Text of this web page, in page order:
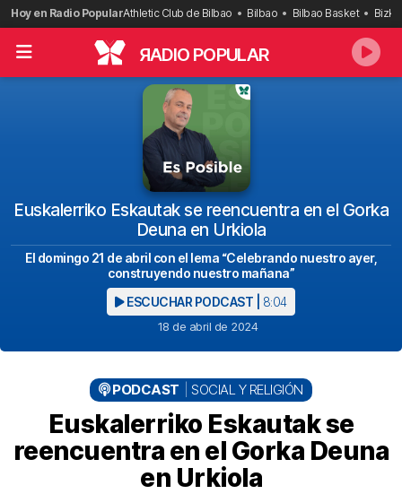
Saltar
al
contenido
Hoy en Radio PopularAthletic Club de Bilbao Bilbao Bilbao Basket
RADIO POPULAR
Euskalerriko Eskautak se reencuentra en el Gorka
Deuna en Urkiola
El domingo 21 de abril con el lema “Celebrando nuestro ayer,
construyendo nuestro mañana”
ESCUCHAR PODCAST | 8:04
18 de abril de 2024
PODCAST SOCIAL Y RELIGIÓN
Euskalerriko Eskautak se
reencuentra en el Gorka Deuna
en Urkiola